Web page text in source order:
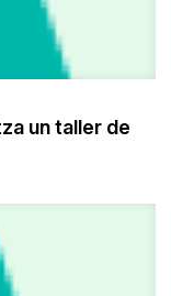
un taller de